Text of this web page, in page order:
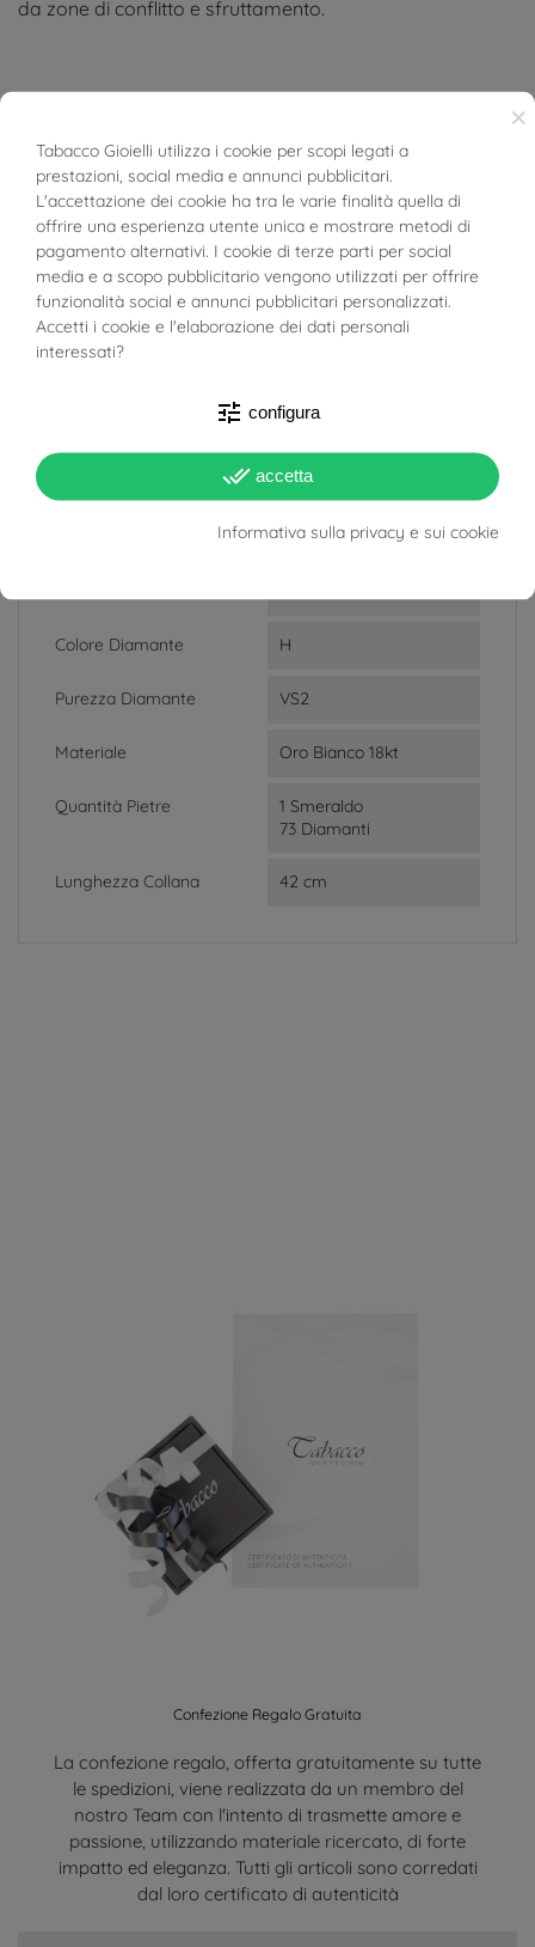
da zone di conflitto e sfruttamento.
DETTAGLI DEL PRODOTTO
POTREBBE PIACERTI...
Riferimento
20077242
In magazzino
8g
3 Diamanti su attacco: 0.
Colore Diamante H
Purezza Diamante VS2
Materiale Oro Bianco 18kt
Quantità Pietre
1 Smeraldo
73 Diamanti
Lunghezza Collana 42 cm
Confezione Regalo Gratuita
La confezione regalo, offerta gratuitamente su tutte
le spedizioni, viene realizzata da un membro del
nostro Team con l'intento di trasmette amore e
passione, utilizzando materiale ricercato, di forte
impatto ed eleganza. Tutti gli articoli sono corredati
dal loro certificato di autenticità
×
Tabacco Gioielli utilizza i cookie per scopi legati a
prestazioni, social media e annunci pubblicitari.
L'accettazione dei cookie ha tra le varie finalità quella di
offrire una esperienza utente unica e mostrare metodi di
pagamento alternativi. I cookie di terze parti per social
media e a scopo pubblicitario vengono utilizzati per offrire
funzionalità social e annunci pubblicitari personalizzati.
Accetti i cookie e l'elaborazione dei dati personali
interessati?
tune configura
done_all accetta
Informativa sulla privacy e sui cookie